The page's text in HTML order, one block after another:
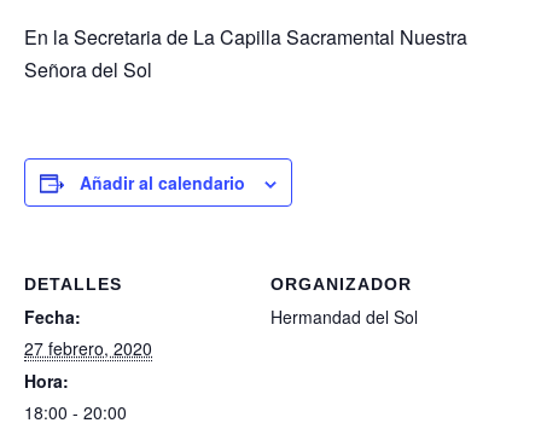
En la Secretaria de La Capilla Sacramental Nuestra
Señora del Sol
Añadir al calendario
DETALLES
Fecha:
27 febrero, 2020
Hora:
18:00 - 20:00
ORGANIZADOR
Hermandad del Sol